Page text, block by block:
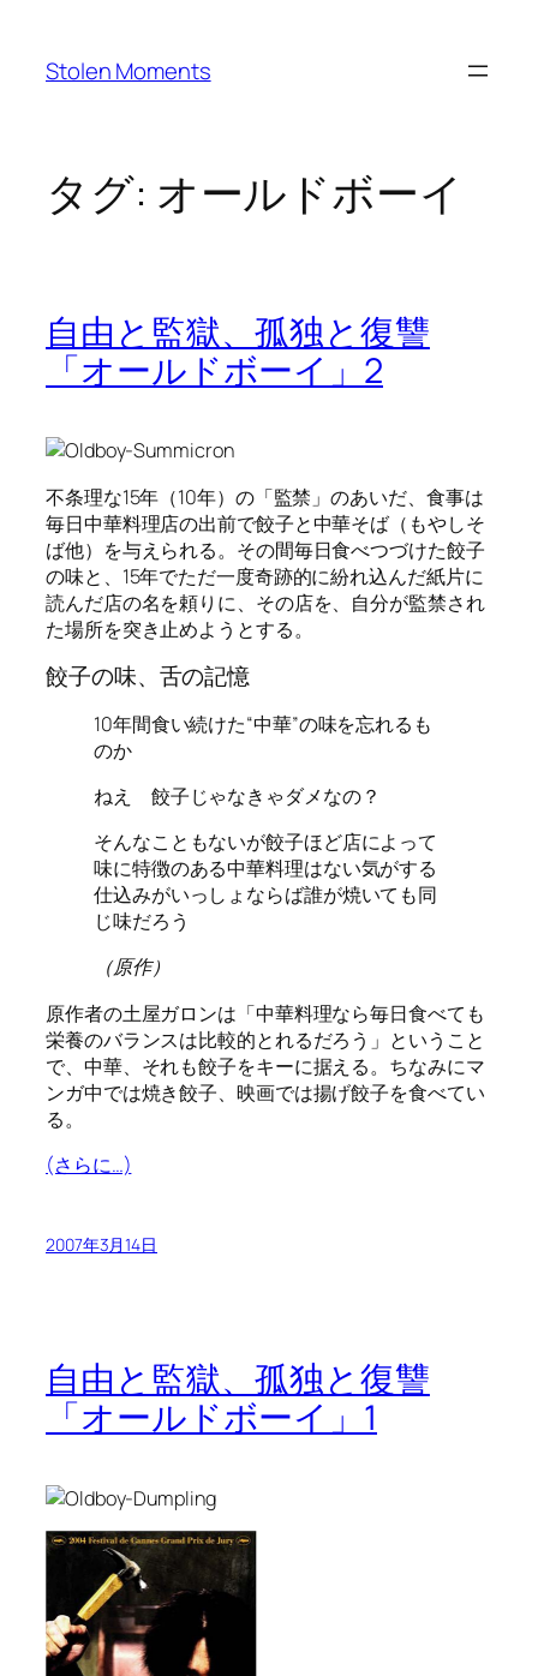
Stolen Moments
タグ: オールドボーイ
自由と監獄、孤独と復讐
「オールドボーイ」2
不条理な15年（10年）の「監禁」のあいだ、食事は
毎日中華料理店の出前で餃子と中華そば（もやしそ
ば他）を与えられる。その間毎日食べつづけた餃子
の味と、15年でただ一度奇跡的に紛れ込んだ紙片に
読んだ店の名を頼りに、その店を、自分が監禁され
た場所を突き止めようとする。
餃子の味、舌の記憶
10年間食い続けた“中華”の味を忘れるも
のか
ねえ 餃子じゃなきゃダメなの？
そんなこともないが餃子ほど店によって
味に特徴のある中華料理はない気がする
仕込みがいっしょならば誰が焼いても同
じ味だろう
（原作）
原作者の土屋ガロンは「中華料理なら毎日食べても
栄養のバランスは比較的とれるだろう」ということ
で、中華、それも餃子をキーに据える。ちなみにマ
ンガ中では焼き餃子、映画では揚げ餃子を食べてい
る。
(さらに…)
2007年3月14日
自由と監獄、孤独と復讐
「オールドボーイ」1